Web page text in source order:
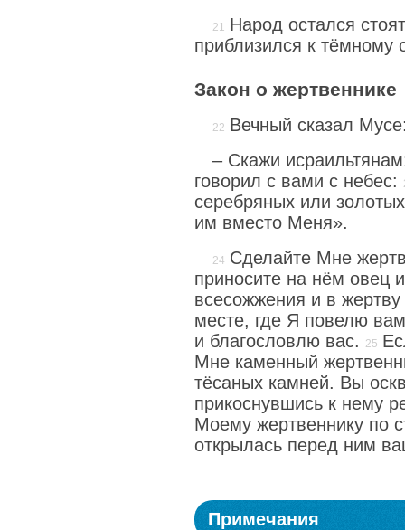
Народ остался
приблизился к тёмному
Закон о жертвеннике
Вечный сказал
– Скажи
говорил с вами с небес:
серебряных или
им вместо Меня».
Сделайте Мне
приносите на нём овец
всесожжения и в
месте, где Я повелю
и благословлю вас.
Мне каменный
тёсаных камней. Вы
прикоснувшись к нему
Моему жертвеннику по
открылась перед ним
Примечания